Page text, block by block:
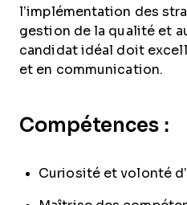
l’implémentation des
gestion de la qualité et
candidat idéal doit
et en communication.
Compétences :
Curiosité et volonté